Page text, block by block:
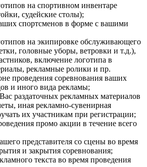
на спортивном инвентаре
судейские столы);
спортсменов в форме с вашими
на экипировке обслуживающего
головные уборы, ветровки и т.д.),
включение логотипа в
рекламные ролики и пр.
проведения соревнования ваших
и иного вида рекламы;
раздаточных рекламных материалов
иная рекламно-сувенирная
их участникам при регистрации;
промо акции в течение всего
представителя со сцены во время
и закрытия соревнования;
текста во время проведения